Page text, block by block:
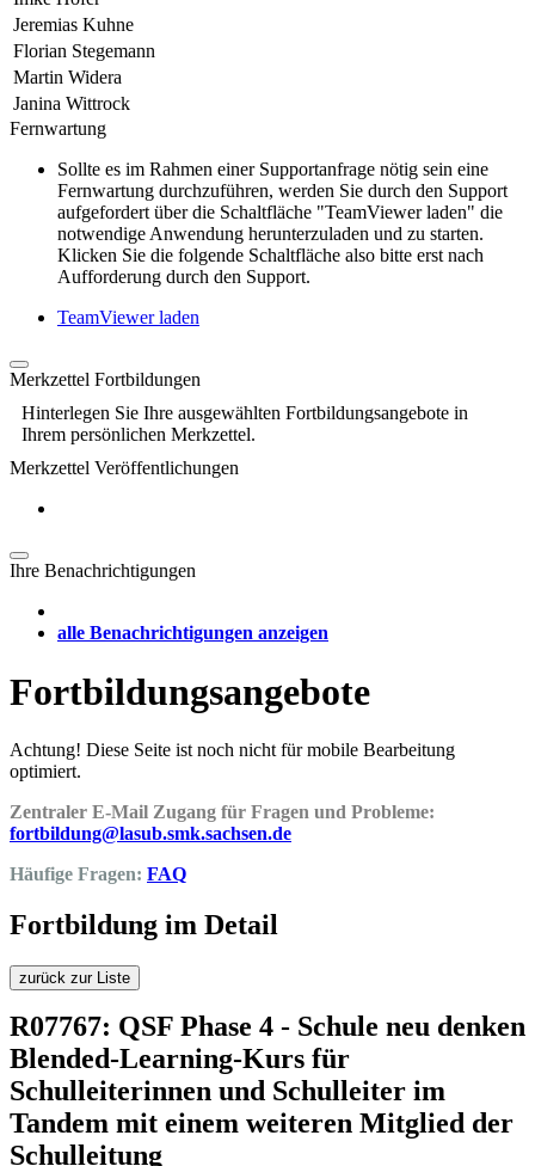
Jeremias Kuhne
Florian Stegemann
Martin Widera
Janina Wittrock
Fernwartung
Sollte es im Rahmen einer Supportanfrage nötig sein eine
Fernwartung durchzuführen, werden Sie durch den Support
aufgefordert über die Schaltfläche "TeamViewer laden" die
notwendige Anwendung herunterzuladen und zu starten.
Klicken Sie die folgende Schaltfläche also bitte erst nach
Aufforderung durch den Support.
TeamViewer laden
Merkzettel Fortbildungen
Hinterlegen Sie Ihre ausgewählten Fortbildungsangebote in
Ihrem persönlichen Merkzettel.
Merkzettel Veröffentlichungen
Ihre Benachrichtigungen
alle Benachrichtigungen anzeigen
Fortbildungsangebote
Achtung! Diese Seite ist noch nicht für mobile Bearbeitung
optimiert.
Zentraler E-Mail Zugang für Fragen und Probleme:
fortbildung@lasub.smk.sachsen.de
Häufige Fragen: FAQ
Fortbildung im Detail
zurück zur Liste
R07767: QSF Phase 4 - Schule neu denken
Blended-Learning-Kurs für
Schulleiterinnen und Schulleiter im
Tandem mit einem weiteren Mitglied der
Schulleitung